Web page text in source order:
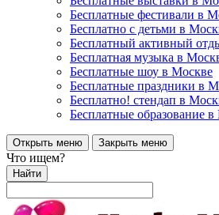
Бесплатные фестивали в
Бесплатно с детьми в
Бесплатный активный
Бесплатная музыка в
Бесплатные шоу в Москве
Бесплатные праздники в
Бесплатно! стендап в
Бесплатные образование
Открыть меню Закрыть меню
Что ищем?
Найти